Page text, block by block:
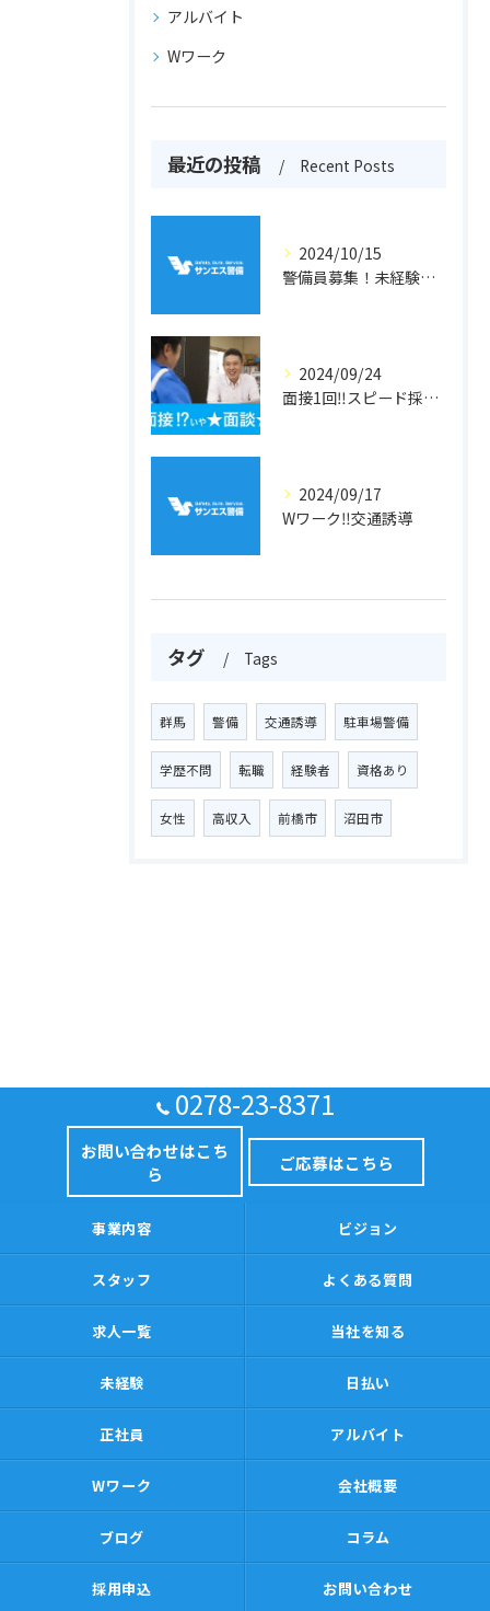
アルバイト
Wワーク
最近の投稿 Recent Posts
2024/10/15
警備員募集！未経験者歓迎！
2024/09/24
面接1回‼スピード採用‼警備員
2024/09/17
Wワーク‼交通誘導
タグ Tags
群馬 警備 交通誘導 駐車場警備
学歴不問 転職 経験者 資格あり
女性 高収入 前橋市 沼田市
0278-23-8371
お問い合わせはこち
ら
ご応募はこちら
事業内容 ビジョン
スタッフ よくある質問
求人一覧 当社を知る
未経験 日払い
正社員 アルバイト
Wワーク 会社概要
ブログ コラム
採用申込 お問い合わせ